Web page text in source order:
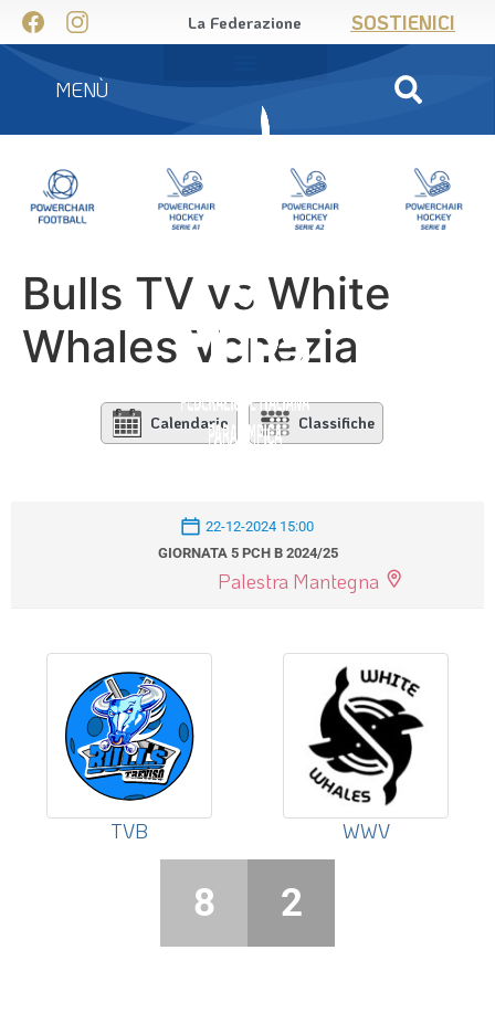
La Federazione SOSTIENICI
MENÙ
Bulls TV vs White
Whales Venezia
Calendario Classifiche
22-12-2024 15:00
GIORNATA 5 PCH B 2024/25
Palestra Mantegna
TVB WWV
8 2